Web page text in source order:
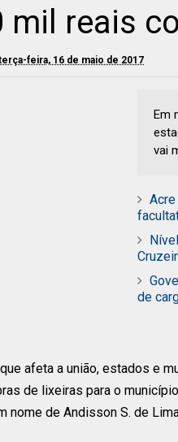
mil reais
feira, 16 de maio de 2017
Em
vai
de
afeta a união, estados e
de lixeiras para o
nome de Andisson S. de